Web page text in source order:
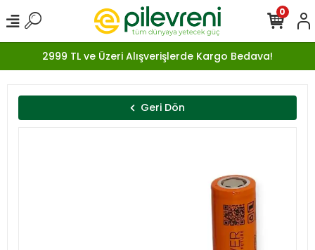
2999 TL ve Üzeri Alışverişlerde Kargo Bedava!
0
Geri Dön